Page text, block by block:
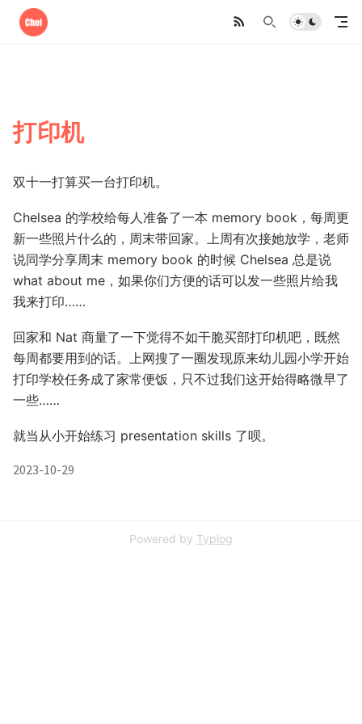
打印机
双十一打算买一台打印机。
Chelsea 的学校给每人准备了一本 memory book，每周更
新一些照片什么的，周末带回家。上周有次接她放学，老师
说同学分享周末 memory book 的时候 Chelsea 总是说
what about me，如果你们方便的话可以发一些照片给我
我来打印……
回家和 Nat 商量了一下觉得不如干脆买部打印机吧，既然
每周都要用到的话。上网搜了一圈发现原来幼儿园小学开始
打印学校任务成了家常便饭，只不过我们这开始得略微早了
一些……
就当从小开始练习 presentation skills 了呗。
2023-10-29
Powered by Typlog